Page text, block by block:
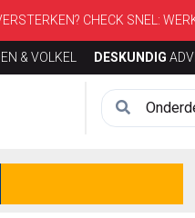
CHECK SNEL:
& VOLKEL DESKUNDIG